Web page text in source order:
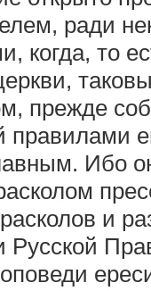
ради
то
прежде
правилами
Ибо
и